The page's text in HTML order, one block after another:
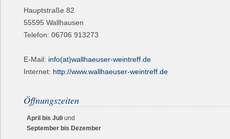
Hauptstraße 82
55595 Wallhausen
Telefon: 06706 913273
E-Mail: info(at)wallhaeuser-weintreff.de
Internet: http://www.wallhaeuser-weintreff.de
Öffnungszeiten
April bis Juli und
September bis Dezember